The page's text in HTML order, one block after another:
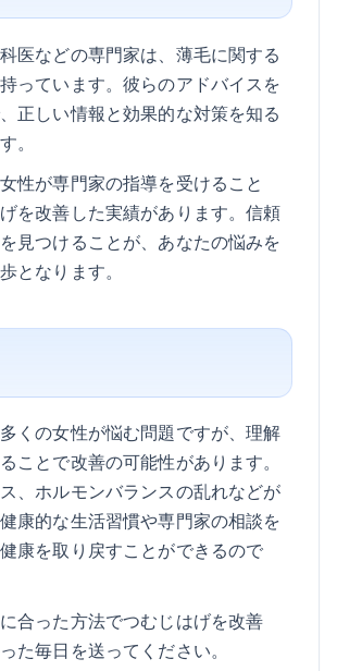
医などの専門家は、薄毛に関する
っています。彼らのアドバイスを
正しい情報と効果的な対策を知る
。
性が専門家の指導を受けること
を改善した実績があります。信頼
見つけることが、あなたの悩みを
となります。
くの女性が悩む問題ですが、理解
ことで改善の可能性があります。
、ホルモンバランスの乱れなどが
康的な生活習慣や専門家の相談を
康を取り戻すことができるので
合った方法でつむじはげを改善
た毎日を送ってください。